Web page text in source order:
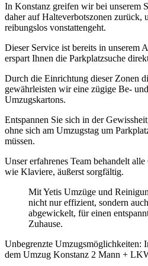
In Konstanz greifen wir bei unserem
daher auf Halteverbotszonen zurück,
reibungslos vonstattengeht.
Dieser Service ist bereits in unserem
erspart Ihnen die Parkplatzsuche
Durch die Einrichtung dieser Zonen
gewährleisten wir eine zügige Be-
Umzugskartons.
Entspannen Sie sich in der
ohne sich am Umzugstag um
müssen.
Unser erfahrenes Team behandelt
wie Klaviere, äußerst sorgfältig.
Mit Yetis Umzüge und
nicht nur effizient, sondern
abgewickelt, für einen
Zuhause.
Unbegrenzte Umzugsmöglichkeiten:
dem Umzug Konstanz 2 Mann +